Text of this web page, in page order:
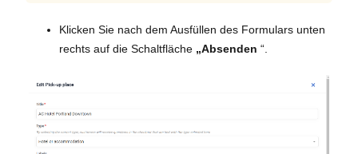
Klicken Sie nach dem Ausfüllen des Formulars unten
rechts auf die Schaltfläche „Absenden “.